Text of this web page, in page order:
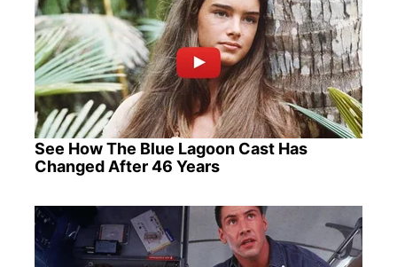
See How The Blue Lagoon Cast Has
Changed After 46 Years